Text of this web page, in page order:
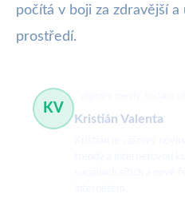
počítá v boji za zdravější
prostředí.
KV
Kristián Valenta